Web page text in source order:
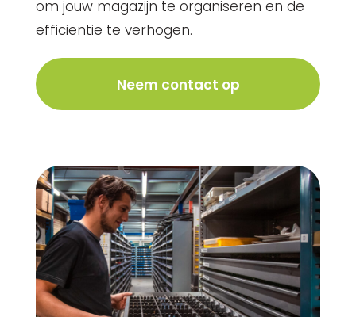
om jouw magazijn te organiseren en de
efficiëntie te verhogen.
Neem contact op